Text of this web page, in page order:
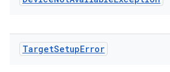
TargetSetupError